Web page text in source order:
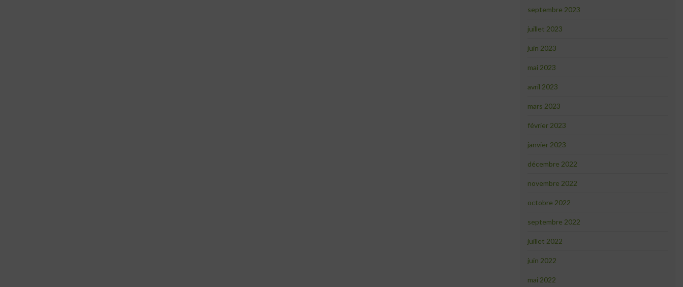
septembre 2023
juillet 2023
juin 2023
mai 2023
avril 2023
mars 2023
février 2023
janvier 2023
décembre 2022
novembre 2022
octobre 2022
septembre 2022
juillet 2022
juin 2022
mai 2022